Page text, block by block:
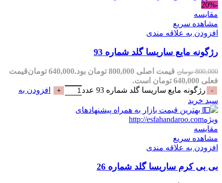
-20%
مقایسه
مشاهده سریع
افزودن به علاقه مندی
رژگونه مایع ساریسا گلد شماره 93
800,000 تومان قیمت اصلی 800,000 تومان بود. 640,000 تومانقیمت
فعلی 640,000 تومان است.
رژگونه مایع ساریسا گلد شماره 93 عدد
افزودن به
سبد خرید
مقایسه
مشاهده سریع
افزودن به علاقه مندی
بی بی کرم ساریسا گلد شماره 26